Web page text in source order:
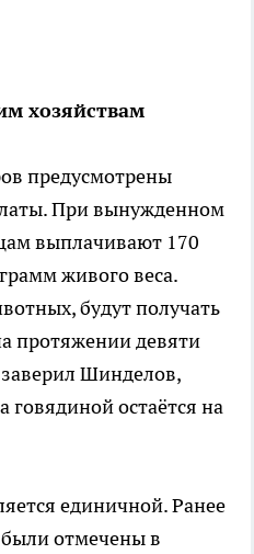
хозяйствам
предусмотрены
При вынужденном
выплачивают 170
живого веса.
будут получать
протяжении девяти
Шинделов,
говядиной остаётся на
единичной. Ранее
отмечены в